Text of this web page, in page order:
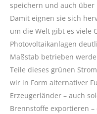
speichern und auch
Damit eignen sie sich
um die Welt gibt es viele
Photovoltaikanlagen
Maßstab betrieben
Teile dieses grünen
wir in Form alternativer
Erzeugerländer – auch
Brennstoffe exportieren